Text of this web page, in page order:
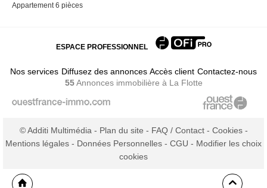
Appartement 6 pièces
ESPACE PROFESSIONNEL
Nos services Diffusez des annonces Accès client Contactez-nous
55Annonces immobilière à La Flotte
© Additi Multimédia - Plan du site - FAQ / Contact- Cookies-
Mentions légales - Données Personnelles - CGU - Modifier les choix
cookies